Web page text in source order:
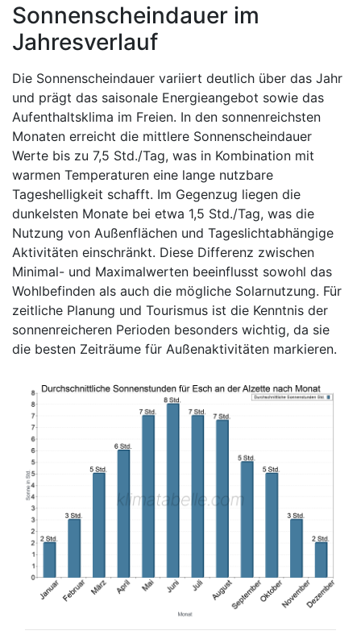
Sonnenscheindauer im
Jahresverlauf
Die Sonnenscheindauer variiert deutlich über das Jahr
und prägt das saisonale Energieangebot sowie das
Aufenthaltsklima im Freien. In den sonnenreichsten
Monaten erreicht die mittlere Sonnenscheindauer
Werte bis zu 7,5 Std./Tag, was in Kombination mit
warmen Temperaturen eine lange nutzbare
Tageshelligkeit schafft. Im Gegenzug liegen die
dunkelsten Monate bei etwa 1,5 Std./Tag, was die
Nutzung von Außenflächen und Tageslichtabhängige
Aktivitäten einschränkt. Diese Differenz zwischen
Minimal- und Maximalwerten beeinflusst sowohl das
Wohlbefinden als auch die mögliche Solarnutzung. Für
zeitliche Planung und Tourismus ist die Kenntnis der
sonnenreicheren Perioden besonders wichtig, da sie
die besten Zeiträume für Außenaktivitäten markieren.